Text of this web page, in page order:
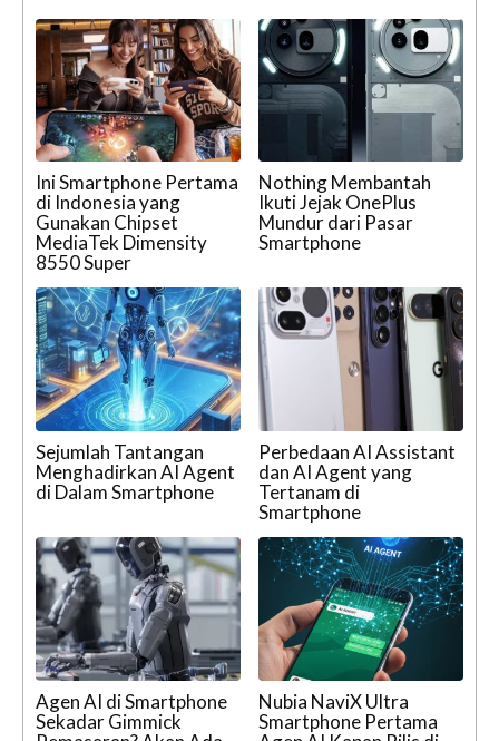
Ini Smartphone Pertama
di Indonesia yang
Gunakan Chipset
MediaTek Dimensity
8550 Super
Nothing Membantah
Ikuti Jejak OnePlus
Mundur dari Pasar
Smartphone
Sejumlah Tantangan
Menghadirkan AI Agent
di Dalam Smartphone
Perbedaan AI Assistant
dan AI Agent yang
Tertanam di
Smartphone
Agen AI di Smartphone
Sekadar Gimmick
Nubia NaviX Ultra
Smartphone Pertama